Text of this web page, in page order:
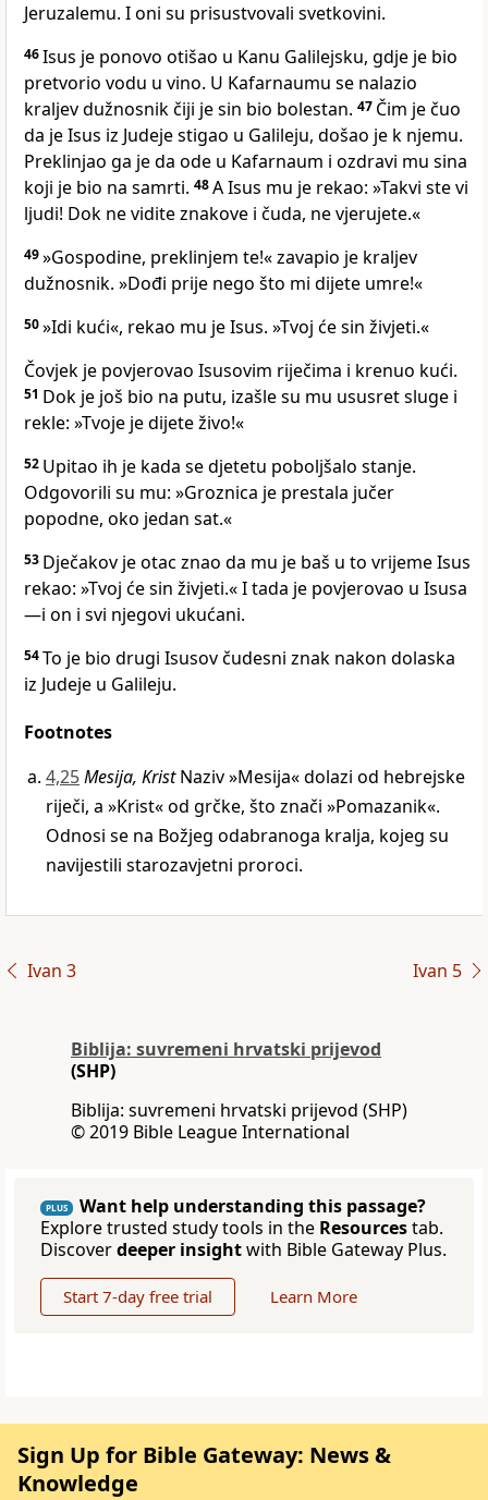
Jeruzalemu. I oni su prisustvovali svetkovini.
46Isus je ponovo otišao u Kanu Galilejsku, gdje je bio
pretvorio vodu u vino. U Kafarnaumu se nalazio
kraljev dužnosnik čiji je sin bio bolestan. 47 Čim je čuo
da je Isus iz Judeje stigao u Galileju, došao je k njemu.
Preklinjao ga je da ode u Kafarnaum i ozdravi mu sina
koji je bio na samrti. 48A Isus mu je rekao: »Takvi ste vi
ljudi! Dok ne vidite znakove i čuda, ne vjerujete.«
49»Gospodine, preklinjem te!« zavapio je kraljev
dužnosnik. »Dođi prije nego što mi dijete umre!«
50»Idi kući«, rekao mu je Isus. »Tvoj će sin živjeti.«
Čovjek je povjerovao Isusovim riječima i krenuo kući.
51 Dok je još bio na putu, izašle su mu ususret sluge i
rekle: »Tvoje je dijete živo!«
52 Upitao ih je kada se djetetu poboljšalo stanje.
Odgovorili su mu: »Groznica je prestala jučer
popodne, oko jedan sat.«
53 Dječakov je otac znao da mu je baš u to vrijeme Isus
rekao: »Tvoj će sin živjeti.« I tada je povjerovao u Isusa
—i on i svi njegovi ukućani.
54To je bio drugi Isusov čudesni znak nakon dolaska
iz Judeje u Galileju.
Footnotes
4,25Mesija, KristNaziv »Mesija« dolazi od hebrejske
riječi, a »Krist« od grčke, što znači »Pomazanik«.
Odnosi se na Božjeg odabranoga kralja, kojeg su
navijestili starozavjetni proroci.
Ivan 3 Ivan 5
Biblija: suvremeni hrvatski prijevod
(SHP)
Biblija: suvremeni hrvatski prijevod (SHP)
© 2019 Bible League International
PLUS
Want help understanding this passage?
Explore trusted study tools in the Resourcestab.
Discoverdeeper insightwith Bible Gateway Plus.
Start 7-day free trial Learn More
Sign Up for Bible Gateway: News &
Knowledge